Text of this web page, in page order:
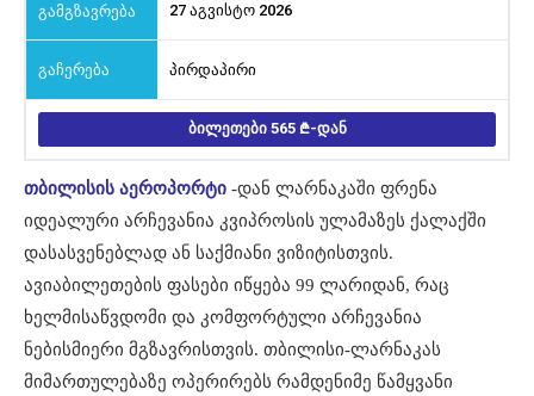
27 აგვისტო 2026
პირდაპირი
ᲑᲘᲚᲔᲗᲔᲑᲘ 565 -ᲓᲐᲜ
თბილისის აეროპორტი -დან ლარნაკაში ფრენა
იდეალური არჩევანია კვიპროსის ულამაზეს ქალაქში
დასასვენებლად ან საქმიანი ვიზიტისთვის.
ავიაბილეთების ფასები იწყება 99 ლარიდან, რაც
ხელმისაწვდომი და კომფორტული არჩევანია
ნებისმიერი მგზავრისთვის. თბილისი-ლარნაკას
მიმართულებაზე ოპერირებს რამდენიმე წამყვანი